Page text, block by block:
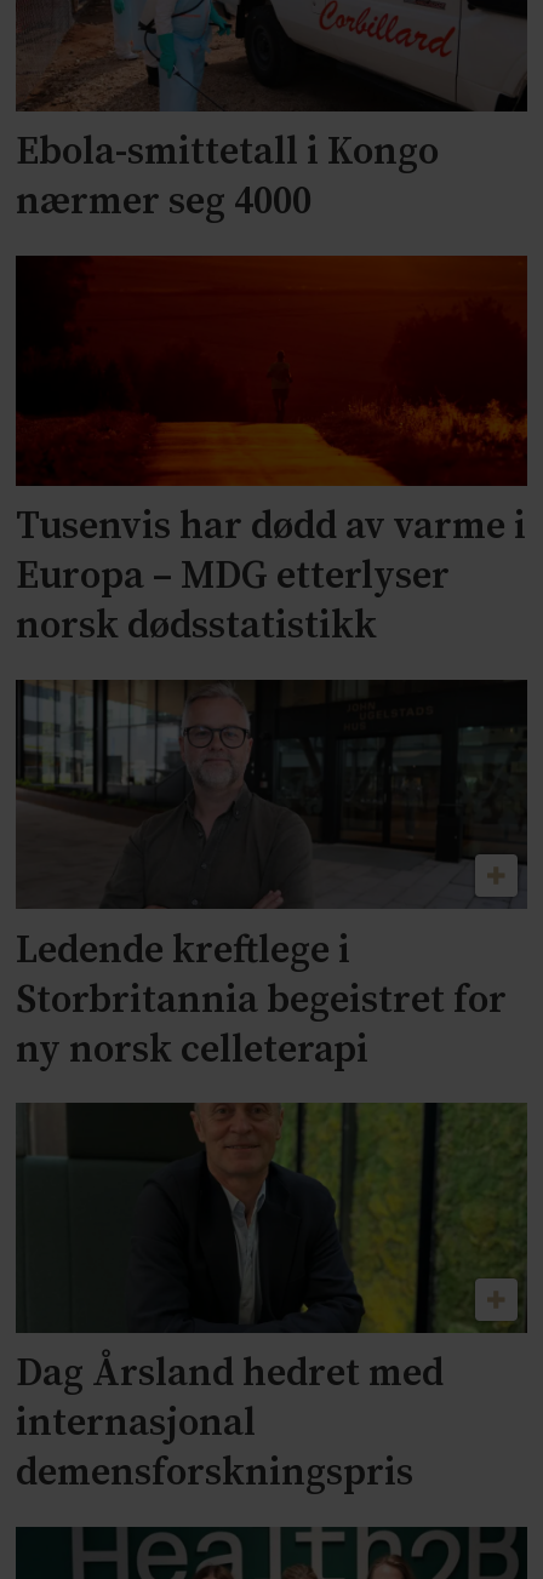
Ebola-smittetall i Kongo
nærmer seg 4000
Tusenvis har dødd av varme i
Europa – MDG etterlyser
norsk dødsstatistikk
Ledende kreftlege i
Storbritannia begeistret for
ny norsk celleterapi
Dag Årsland hedret med
internasjonal
demensforskningspris